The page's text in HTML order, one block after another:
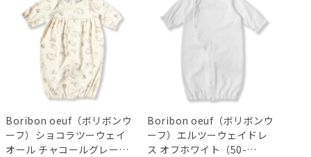
Boribon oeuf（ボリボンウ
ーフ）ショコラツーウェイ
オール チャコールグレー
Boribon oeuf（ボリボンウ
ーフ）エルツーウェイドレ
ス オフホワイト（50-